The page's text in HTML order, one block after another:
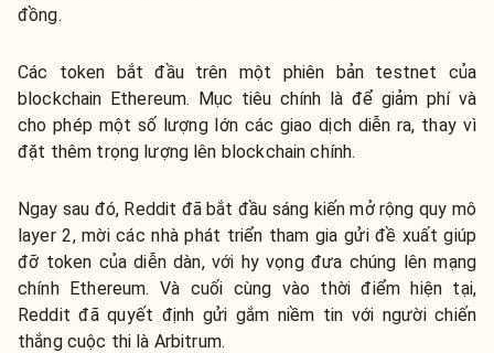
đồng.
Các token bắt đầu trên một phiên bản testnet của
blockchain Ethereum. Mục tiêu chính là để giảm phí và
cho phép một số lượng lớn các giao dịch diễn ra, thay vì
đặt thêm trọng lượng lên blockchain chính.
Ngay sau đó, Reddit đã bắt đầu sáng kiến mở rộng quy mô
layer 2, mời các nhà phát triển tham gia gửi đề xuất giúp
đỡ token của diễn dàn, với hy vọng đưa chúng lên mạng
chính Ethereum. Và cuối cùng vào thời điểm hiện tại,
Reddit đã quyết định gửi gắm niềm tin với người chiến
thắng cuộc thi là Arbitrum.